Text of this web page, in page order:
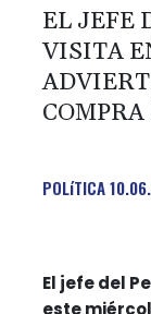
EL JEFE
VISITA
POLíTICA
El jefe del
este